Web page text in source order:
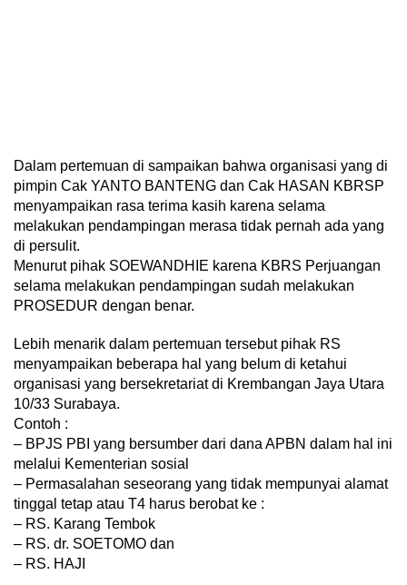
Dalam pertemuan di sampaikan bahwa organisasi yang di
pimpin Cak YANTO BANTENG dan Cak HASAN KBRSP
menyampaikan rasa terima kasih karena selama
melakukan pendampingan merasa tidak pernah ada yang
di persulit.
Menurut pihak SOEWANDHIE karena KBRS Perjuangan
selama melakukan pendampingan sudah melakukan
PROSEDUR dengan benar.
Lebih menarik dalam pertemuan tersebut pihak RS
menyampaikan beberapa hal yang belum di ketahui
organisasi yang bersekretariat di Krembangan Jaya Utara
10/33 Surabaya.
Contoh :
– BPJS PBI yang bersumber dari dana APBN dalam hal ini
melalui Kementerian sosial
– Permasalahan seseorang yang tidak mempunyai alamat
tinggal tetap atau T4 harus berobat ke :
– RS. Karang Tembok
– RS. dr. SOETOMO dan
– RS. HAJI